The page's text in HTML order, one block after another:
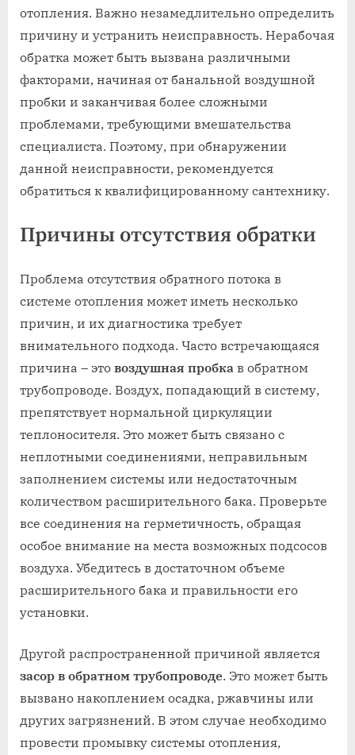
отопления. Важно незамедлительно определить
причину и устранить неисправность. Нерабочая
обратка может быть вызвана различными
факторами, начиная от банальной воздушной
пробки и заканчивая более сложными
проблемами, требующими вмешательства
специалиста. Поэтому, при обнаружении
данной неисправности, рекомендуется
обратиться к квалифицированному сантехнику.
Причины отсутствия обратки
Проблема отсутствия обратного потока в
системе отопления может иметь несколько
причин, и их диагностика требует
внимательного подхода. Часто встречающаяся
причина – это воздушная пробка в обратном
трубопроводе. Воздух, попадающий в систему,
препятствует нормальной циркуляции
теплоносителя. Это может быть связано с
неплотными соединениями, неправильным
заполнением системы или недостаточным
количеством расширительного бака. Проверьте
все соединения на герметичность, обращая
особое внимание на места возможных подсосов
воздуха. Убедитесь в достаточном объеме
расширительного бака и правильности его
установки.
Другой распространенной причиной является
засор в обратном трубопроводе. Это может быть
вызвано накоплением осадка, ржавчины или
других загрязнений. В этом случае необходимо
провести промывку системы отопления,